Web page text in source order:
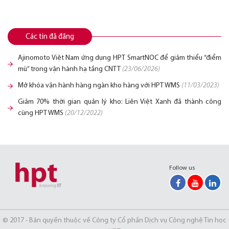
Các tin đã đăng
Ajinomoto Việt Nam ứng dụng HPT SmartNOC để giảm thiểu “điểm
mù” trong vận hành hạ tầng CNTT (23/06/2026)
Mở khóa vận hành hàng ngàn kho hàng với HPT WMS (11/03/2023)
Giảm 70% thời gian quản lý kho: Liên Việt Xanh đã thành công
cùng HPT WMS (20/12/2022)
Follow us
© 2017 - Bản quyền thuộc về Công ty Cổ phần Dịch vụ Công nghệ Tin học